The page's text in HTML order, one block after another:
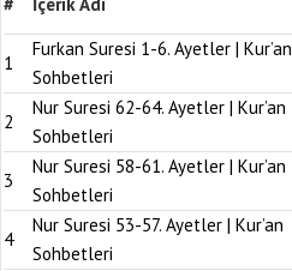
1
Furkan Suresi 1-6. Ayetler | Kur’an
Sohbetleri
2
Nur Suresi 62-64. Ayetler | Kur’an
Sohbetleri
3
Nur Suresi 58-61. Ayetler | Kur’an
Sohbetleri
4
Nur Suresi 53-57. Ayetler | Kur’an
Sohbetleri